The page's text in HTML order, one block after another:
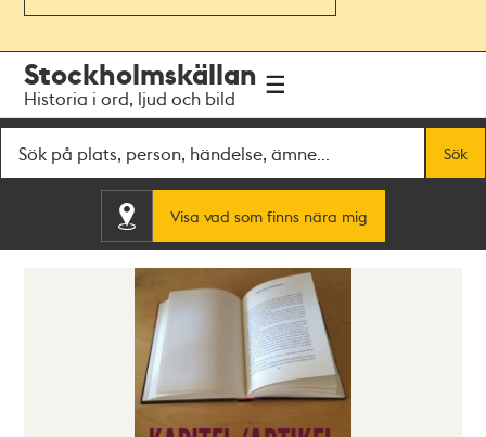
navigationen
huvudinnehållet
Stockholmskällan
Historia i ord, ljud och bild
Sök
Visa vad som finns nära mig